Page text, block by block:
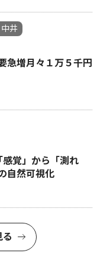
井
急増月々１万５千円
覚」から「測れ
自然可視化
る